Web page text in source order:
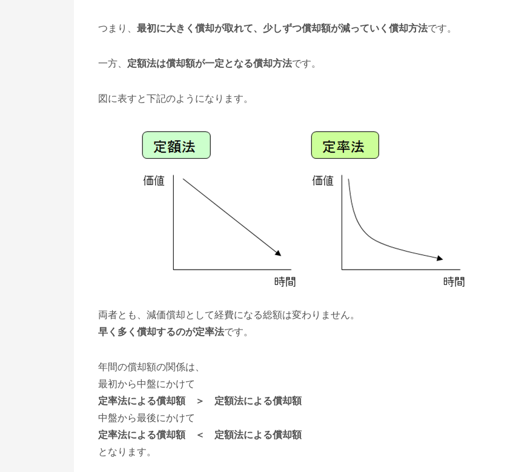
つまり、 最初に大きく償却が取れて、少しずつ償却額が減っていく償却方法です。
一方、 定額法は償却額が一定となる償却方法です。
図に表すと下記のようになります。
両者とも、減価償却として経費になる総額は変わりません。
早く多く償却するのが定率法です。
年間の償却額の関係は、
最初から中盤にかけて
定率法による償却額 ＞ 定額法による償却額
中盤から最後にかけて
定率法による償却額 ＜ 定額法による償却額
となります。